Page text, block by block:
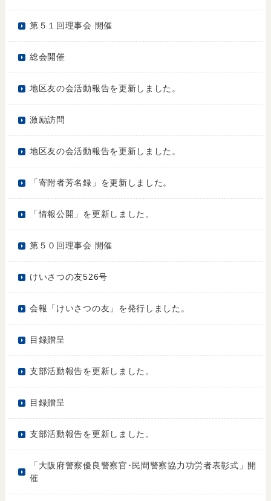
第５１回理事会 開催
総会開催
地区友の会活動報告を更新しました。
激励訪問
地区友の会活動報告を更新しました。
「寄附者芳名録」を更新しました。
「情報公開」を更新しました。
第５０回理事会 開催
けいさつの友526号
会報「けいさつの友」を発行しました。
目録贈呈
支部活動報告を更新しました。
目録贈呈
支部活動報告を更新しました。
「大阪府警察優良警察官･民間警察協力功労者表彰式」開
催